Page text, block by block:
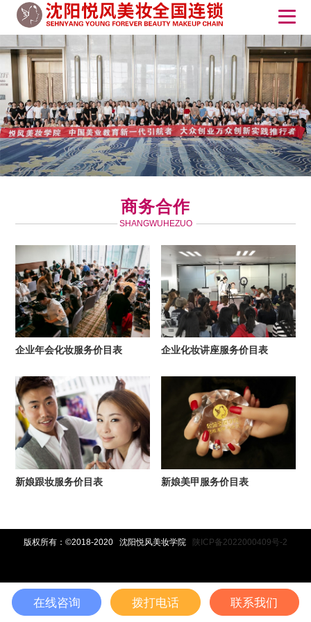
商务合作
SHANGWUHEZUO
企业年会化妆服务价目表 企业化妆讲座服务价目表
新娘跟妆服务价目表 新娘美甲服务价目表
版权所有：©2018-2020 沈阳悦风美妆学院 陕ICP备2022000409号-2
在线咨询 拨打电话 联系我们